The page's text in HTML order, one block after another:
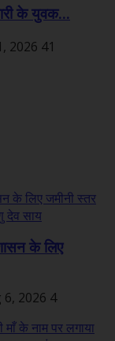
के युवक...
2026 41
के लिए
6, 2026 4